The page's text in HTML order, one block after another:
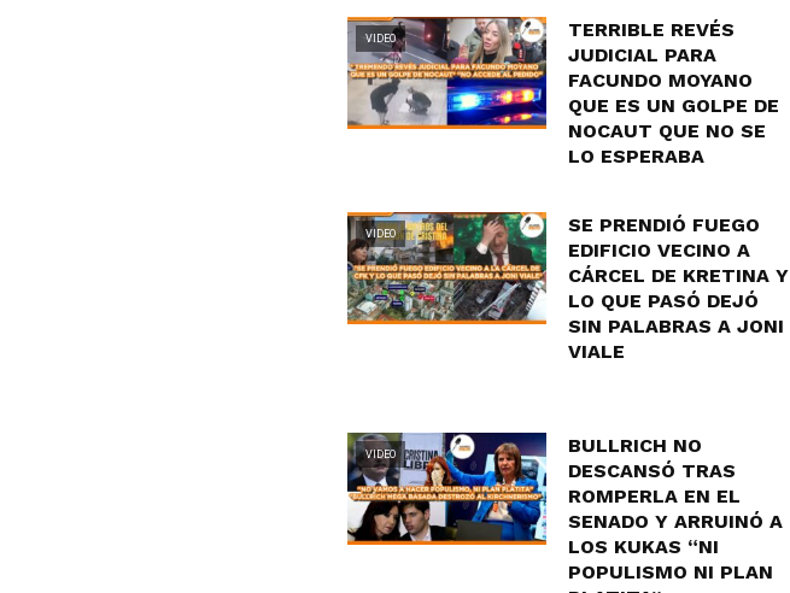
VIDEO
TERRIBLE REVÉS
JUDICIAL PARA
FACUNDO MOYANO
QUE ES UN GOLPE DE
NOCAUT QUE NO SE
LO ESPERABA
VIDEO
SE PRENDIÓ FUEGO
EDIFICIO VECINO A
CÁRCEL DE KRETINA Y
LO QUE PASÓ DEJÓ
SIN PALABRAS A JONI
VIALE
VIDEO
BULLRICH NO
DESCANSÓ TRAS
ROMPERLA EN EL
SENADO Y ARRUINÓ A
LOS KUKAS “NI
POPULISMO NI PLAN